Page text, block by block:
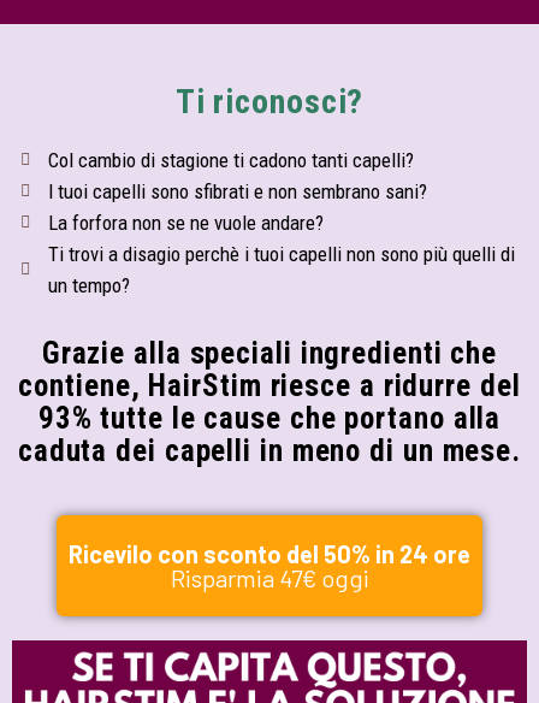
Ti riconosci?
Col cambio di stagione ti cadono tanti capelli?
I tuoi capelli sono sfibrati e non sembrano sani?
La forfora non se ne vuole andare?
Ti trovi a disagio perchè i tuoi capelli non sono più quelli di
un tempo?
Grazie alla speciali ingredienti che
contiene, HairStim riesce a ridurre del
93% tutte le cause che portano alla
caduta dei capelli in meno di un mese.
Ricevilo con sconto del 50% in 24 ore
Risparmia 47€ oggi